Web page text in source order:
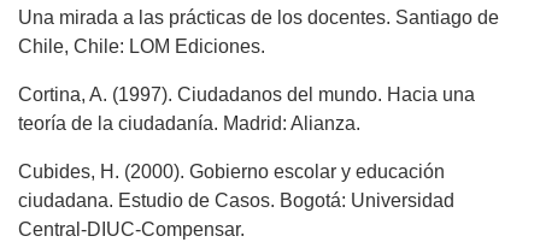
Una mirada a las prácticas de los docentes. Santiago de
Chile, Chile: LOM Ediciones.
Cortina, A. (1997). Ciudadanos del mundo. Hacia una
teoría de la ciudadanía. Madrid: Alianza.
Cubides, H. (2000). Gobierno escolar y educación
ciudadana. Estudio de Casos. Bogotá: Universidad
Central-DIUC-Compensar.